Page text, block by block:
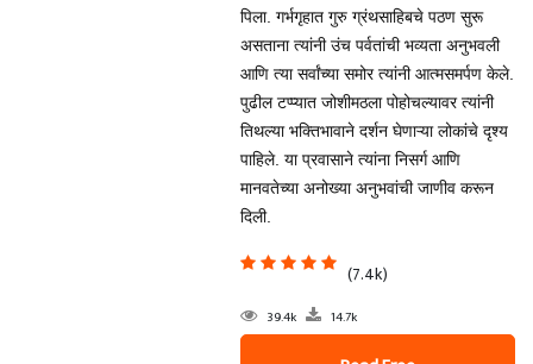
पिला. गर्भगृहात गुरु ग्रंथसाहिबचे पठण सुरू
असताना त्यांनी उंच पर्वतांची भव्यता अनुभवली
आणि त्या सर्वांच्या समोर त्यांनी आत्मसमर्पण केले.
पुढील टप्प्यात जोशीमठला पोहोचल्यावर त्यांनी
तिथल्या भक्तिभावाने दर्शन घेणाऱ्या लोकांचे दृश्य
पाहिले. या प्रवासाने त्यांना निसर्ग आणि
मानवतेच्या अनोख्या अनुभवांची जाणीव करून
दिली.
(7.4k)
39.4k 14.7k